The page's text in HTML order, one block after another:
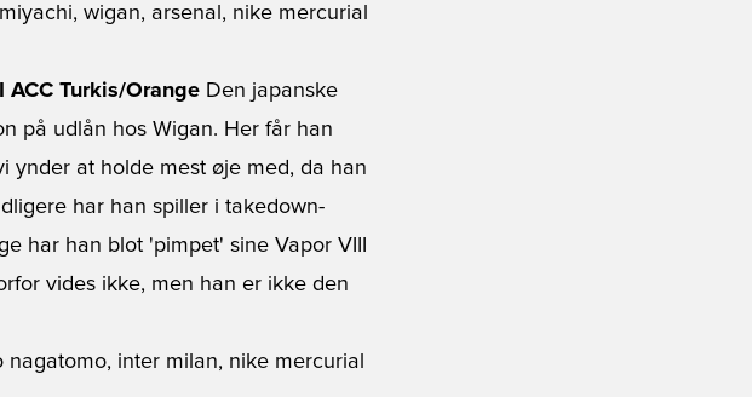
ACC Turkis/Orange Den japanske
på udlån hos Wigan. Her får han
ynder at holde mest øje med, da han
har han spiller i takedown-
har han blot 'pimpet' sine Vapor VIII
vides ikke, men han er ikke den